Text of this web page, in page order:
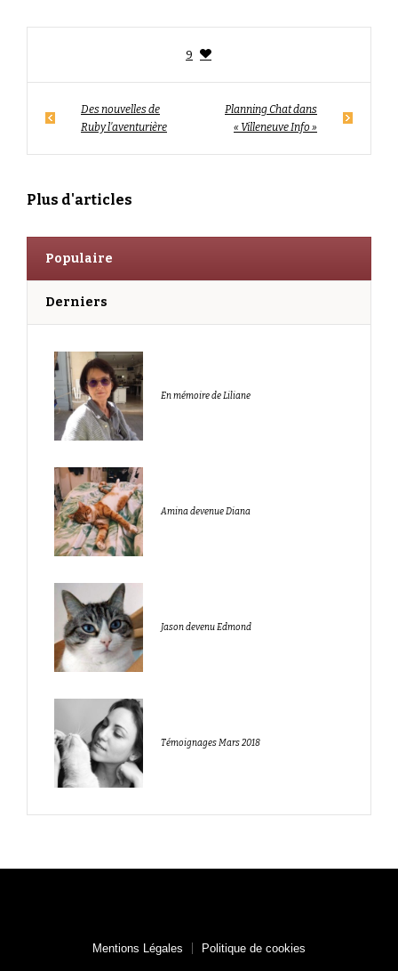
9
Des nouvelles de
Ruby l’aventurière
Planning Chat dans
« Villeneuve Info »
Plus d'articles
Populaire
Derniers
En mémoire de Liliane
Amina devenue Diana
Jason devenu Edmond
Témoignages Mars 2018
Mentions Légales Politique de cookies